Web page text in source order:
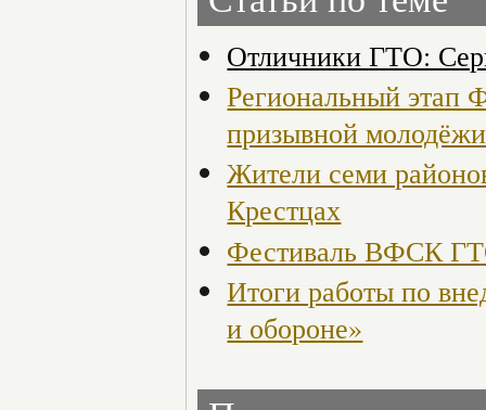
Отличники ГТО:
Региональный
призывной молодёжи
Жители семи
Крестцах
Фестиваль ВФСК
Итоги работы по
и обороне»